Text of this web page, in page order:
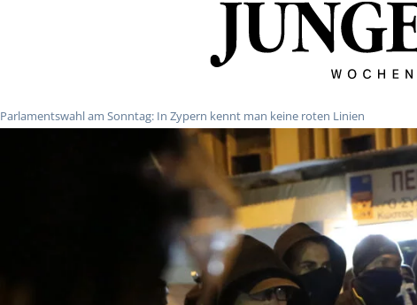
Parlamentswahl am Sonntag: In Zypern kennt man keine roten Linien